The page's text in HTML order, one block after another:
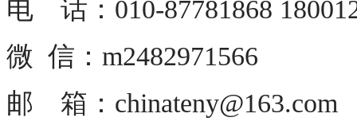
电 话：010-87781868
微 信：m2482971566
邮 箱：chinateny@163.com